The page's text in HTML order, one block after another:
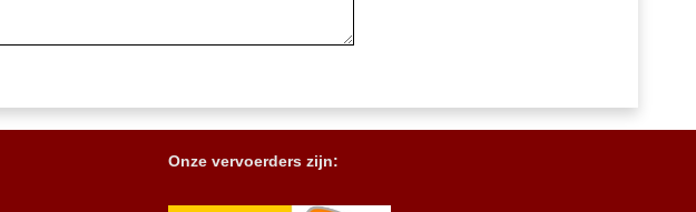
Onze vervoerders zijn: